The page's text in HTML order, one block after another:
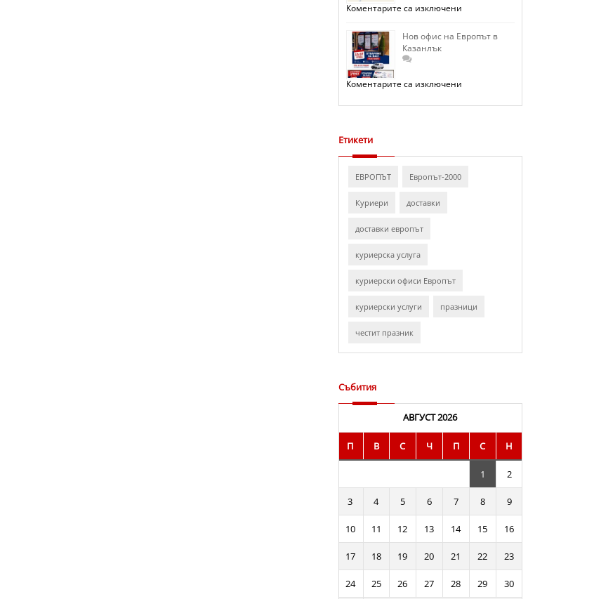
Коментарите са изключениза
на
Европът
Нов офис на Европът в
Казанлък
Коментарите са изключениза
Етикети
ЕВРОПЪТ Европът-2000
Куриери доставки
доставки европът
куриерска услуга
куриерски офиси Европът
куриерски услуги празници
честит празник
Събития
АВГУСТ 2026
П В С Ч П С Н
1 2
3 4 5 6 7 8 9
10 11 12 13 14 15 16
17 18 19 20 21 22 23
24 25 26 27 28 29 30